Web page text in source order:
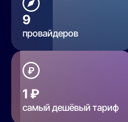
9
провайдеров
1 ₽
самый дешёвый тариф